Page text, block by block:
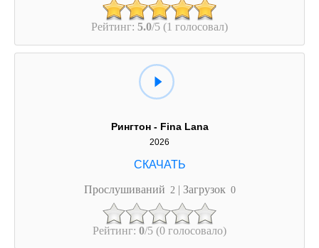
Рейтинг: 5.0/5 (1 голосовал)
Рингтон - Fina Lana
2026
Прослушиваний 2 | Загрузок 0
Рейтинг: 0/5 (0 голосовало)